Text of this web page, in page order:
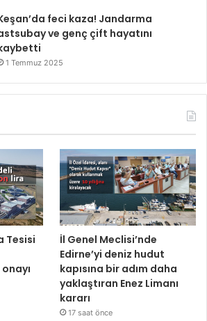
feci kaza! Jandarma
ve genç çift hayatını
1 Temmuz 2025
Tesisi
İl Genel Meclisi’nde
Edirne’yi deniz hudut
kapısına bir adım daha
yaklaştıran Enez Limanı
kararı
17 saat önce